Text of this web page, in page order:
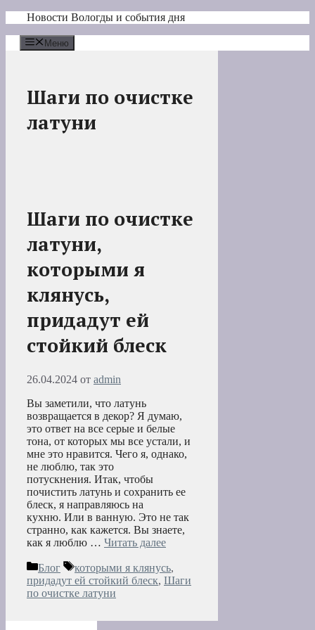
Перейти
содержимому
Новости Вологды и события дня
Меню
Шаги по очистке
латуни
Шаги по очистке
латуни,
которыми я
клянусь,
придадут ей
стойкий блеск
26.04.2024 от admin
Вы заметили, что латунь
возвращается в декор? Я думаю,
это ответ на все серые и белые
тона, от которых мы все устали, и
мне это нравится. Чего я, однако,
не люблю, так это
потускнения. Итак, чтобы
почистить латунь и сохранить ее
блеск, я направляюсь на
кухню. Или в ванную. Это не так
странно, как кажется. Вы знаете,
как я люблю … Читать далее
Рубрики
Блог Метки
которыми я клянусь,
придадут ей стойкий блеск, Шаги
по очистке латуни